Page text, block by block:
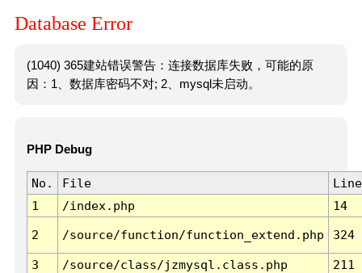
Database Error
(1040) 365建站错误警告：连接数据库失败，可能的原
因：1、数据库密码不对; 2、mysql未启动。
PHP Debug
No. File
Line
1
/index.php 14
2 /source/function/function_extend.php 324
3 /source/class/jzmysql.class.php
211